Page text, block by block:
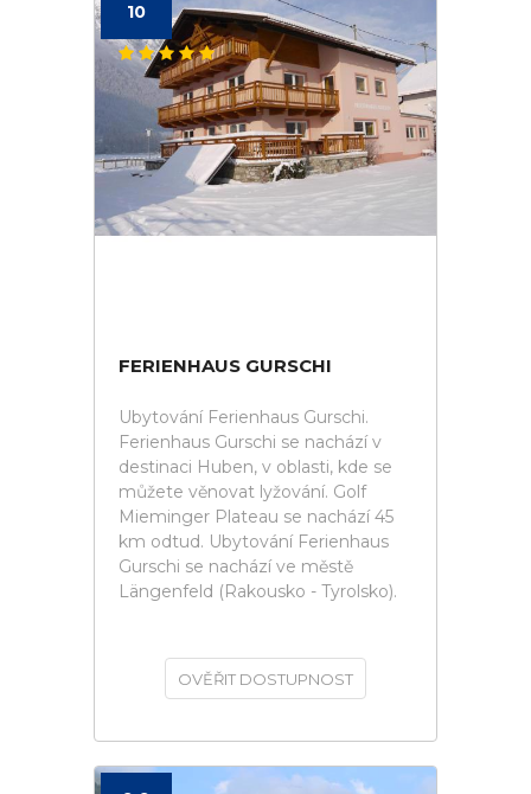
10
FERIENHAUS GURSCHI
Ubytování Ferienhaus Gurschi.
Ferienhaus Gurschi se nachází v
destinaci Huben, v oblasti, kde se
můžete věnovat lyžování. Golf
Mieminger Plateau se nachází 45
km odtud. Ubytování Ferienhaus
Gurschi se nachází ve městě
Längenfeld (Rakousko - Tyrolsko).
OVĚŘIT DOSTUPNOST